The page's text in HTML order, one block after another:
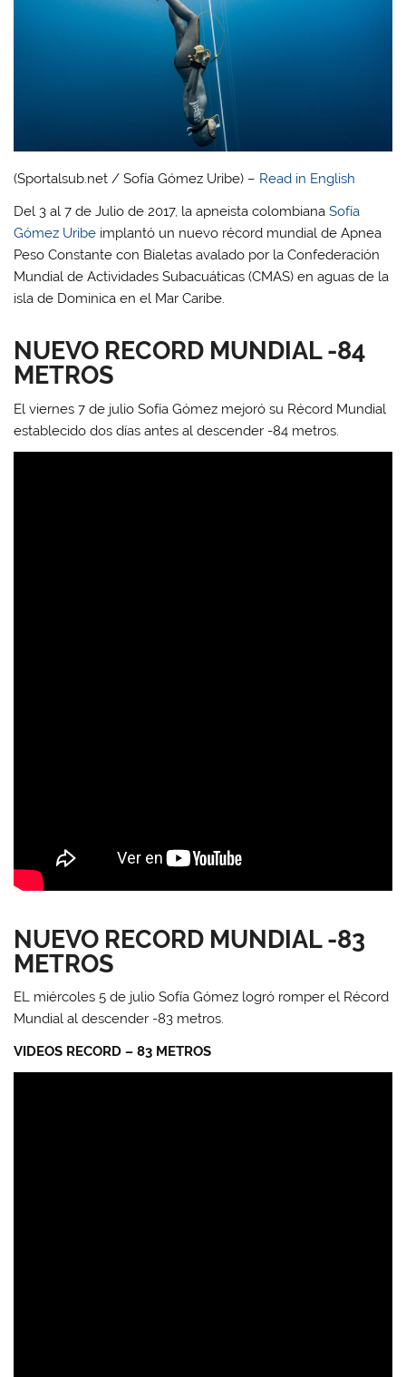
(Sportalsub.net / Sofía Gómez Uribe) – Read in English
Del 3 al 7 de Julio de 2017, la apneista colombianaSofía
Gómez Uribe implantó un nuevo récord mundial de Apnea
Peso Constante con Bialetas avalado por la Confederación
Mundial de Actividades Subacuáticas (CMAS) en aguas de la
isla de Dominica en el Mar Caribe.
NUEVO RECORD MUNDIAL -84
METROS
El viernes 7 de julio Sofía Gómez mejoró su Récord Mundial
establecido dos días antes al descender -84 metros.
NUEVO RECORD MUNDIAL -83
METROS
EL miércoles 5 de julio Sofía Gómez logró romper el Récord
Mundial al descender -83 metros.
VIDEOS RECORD – 83 METROS